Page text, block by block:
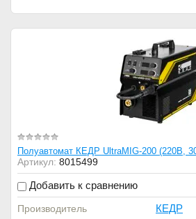
Полуавтомат КЕДР UltraMIG-200 (220В,
Артикул: 8015499
Добавить к сравнению
Производитель КЕДР